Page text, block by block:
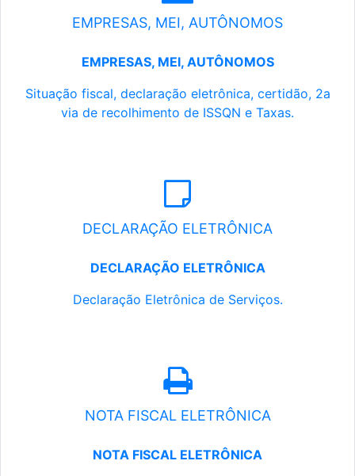
EMPRESAS, MEI, AUTÔNOMOS
EMPRESAS, MEI, AUTÔNOMOS
Situação fiscal, declaração eletrônica, certidão, 2a
via de recolhimento de ISSQN e Taxas.
DECLARAÇÃO ELETRÔNICA
DECLARAÇÃO ELETRÔNICA
Declaração Eletrônica de Serviços.
NOTA FISCAL ELETRÔNICA
NOTA FISCAL ELETRÔNICA